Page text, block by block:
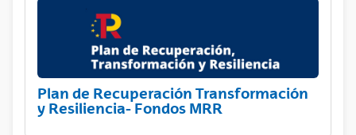
Plan de Recuperación Transformación
y Resiliencia- Fondos MRR